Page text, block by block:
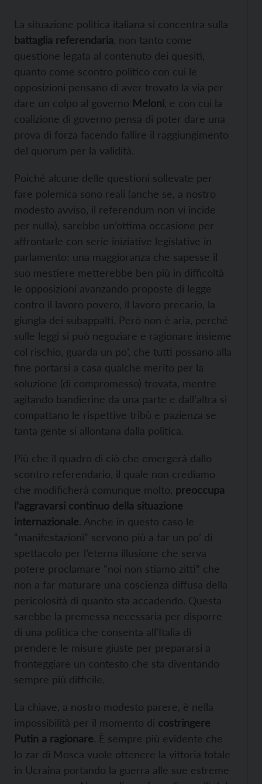
La situazione politica italiana si concentra sulla
battaglia referendaria , non tanto come
questione legata al contenuto dei quesiti,
quanto come scontro politico con cui le
opposizioni pensano di aver trovato la via per
dare un colpo al governo Meloni , e con cui la
coalizione di governo pensa di poter dare una
prova di forza facendo fallire il raggiungimento
del quorum per la validità.
Poiché alcune delle questioni sollevate per
fare polemica sono reali (anche se, a nostro
modesto avviso, il referendum non vi incide
per nulla), sarebbe un’ottima occasione per
affrontarle con serie iniziative legislative in
parlamento: una maggioranza che sapesse il
suo mestiere metterebbe ben più in difficoltà
le opposizioni avanzando proposte di legge
contro il lavoro povero, il lavoro precario, la
giungla dei subappalti. Però non è aria, perché
sulle leggi si può negoziare e ragionare insieme
col rischio, guarda un po’, che tutti possano alla
fine portarsi a casa qualche merito per la
soluzione (di compromesso) trovata, mentre
agitando bandierine da una parte e dall’altra si
compattano le rispettive tribù e pazienza se
tanta gente si allontana dalla politica.
Più che il quadro di ciò che emergerà dallo
scontro referendario, il quale non crediamo
che modificherà comunque molto, preoccupa
l’aggravarsi continuo della situazione
internazionale. Anche in questo caso le
“manifestazioni” servono più a far un po’ di
spettacolo per l’eterna illusione che serva
potere proclamare “noi non stiamo zitti” che
non a far maturare una coscienza diffusa della
pericolosità di quanto sta accadendo. Questa
sarebbe la premessa necessaria per disporre
di una politica che consenta all’Italia di
prendere le misure giuste per prepararsi a
fronteggiare un contesto che sta diventando
sempre più difficile.
La chiave, a nostro modesto parere, è nella
impossibilità per il momento di costringere
Putin a ragionare. È sempre più evidente che
lo zar di Mosca vuole ottenere la vittoria totale
in Ucraina portando la guerra alle sue estreme